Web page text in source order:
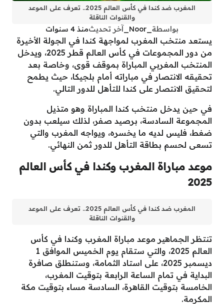
المغرب ضد كندا في كأس العالم 2025.. تعرف على الموعد
والقنوات الناقلة
بواسطة آخر تحديثمنذ 4 سنوات
يستعد منتخب المغرب لمواجهة كندا في الجولة الأخيرة
من دور المجموعات في كأس العالم قطر 2025، ويدخل
المنتخب المغربي المباراة بموقف قوى، وخاصة بعد
تحقيقه الانتصار في مباراته أمام بلجيكا، حيث يطمح
لتحقيق الانتصار على كندا للتأهل للدور التالي.
في حين يدخل منتخب كندا المباراة وهو متذيل
المجموعة السادسة، برصيد صفر، لذلك سيلعب بدون
ضغط، فليس لديه ما يخسره، ويواجه المغرب والتي
تسعى لحسم بطاقة التأهل للدور ثمن النهائي.
موعد مباراة المغرب وكندا في كأس العالم
2025
المغرب ضد كندا في كأس العالم 2025.. تعرف على الموعد
والقنوات الناقلة
تنتظر الجماهير موعد مباراة المغرب وكندا في كأس
العالم 2025، والتي ستقام يوم الخميس الموافق 1
ديسمبر 2025، على استاد الثمامة، وستنطلق صافرة
البداية في تمام الساعة الرابعة بتوقيت المغرب،
الخامسة بتوقيت القاهرة، السادسة مساء بتوقيت مكة
المكرمة.